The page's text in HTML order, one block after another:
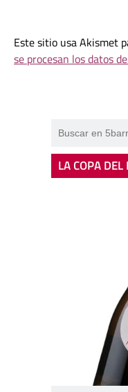
Este sitio usa Akismet
se procesan los datos
LA COPA DEL